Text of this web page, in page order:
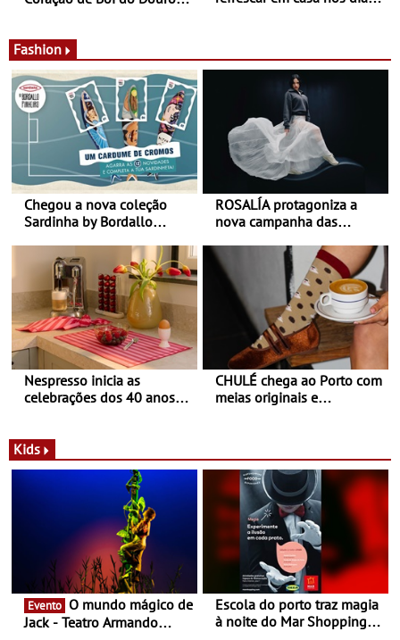
Fashion
Chegou a nova coleção
Sardinha by Bordallo
ROSALÍA protagoniza a
nova campanha das
Balance
Nespresso inicia as
celebrações dos 40 anos
Novas - Edição limitada
Nespresso x Torres Novas
CHULÉ chega ao Porto com
meias originais e
Shopping
Kids
Evento
Jack - Teatro Armando
Escola do porto traz magia
à noite do Mar Shopping